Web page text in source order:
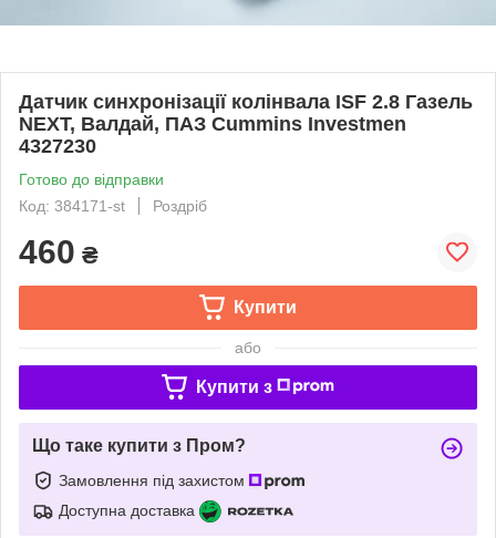
Датчик синхронізації колінвала ISF 2.8 Газель
NEXT, Валдай, ПАЗ Cummins Investmen
4327230
Готово до відправки
Код: 384171-st
Роздріб
460 ₴
Купити
або
Купити з
Що таке купити з Пром?
Замовлення під захистом
Доступна доставка